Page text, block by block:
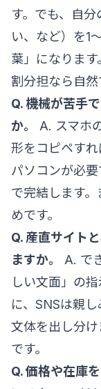
す。でも、自
い、など）を1
葉」になりま
割分担なら自然
Q. 機械が苦手
か。
A. スマホ
形をコピペす
パソコンが必
で完結します
めです。
Q. 産直サイト
ますか。
A. で
しい文面」の
に、SNSは親
文体を出し分
です。
Q. 価格や在庫